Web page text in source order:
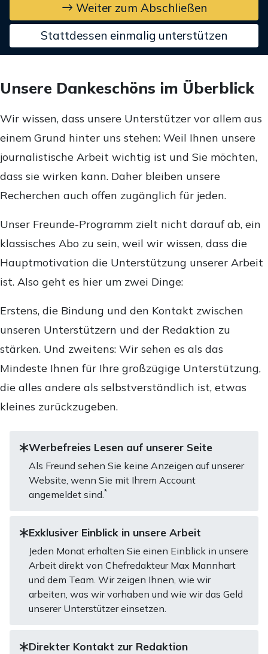
Weiter zum Abschließen
Stattdessen einmalig unterstützen
Unsere Dankeschöns im Überblick
Wir wissen, dass unsere Unterstützer vor allem aus
einem Grund hinter uns stehen: Weil Ihnen unsere
journalistische Arbeit wichtig ist und Sie möchten,
dass sie wirken kann. Daher bleiben unsere
Recherchen auch offen zugänglich für jeden.
Unser Freunde-Programm zielt nicht darauf ab, ein
klassisches Abo zu sein, weil wir wissen, dass die
Hauptmotivation die Unterstützung unserer Arbeit
ist. Also geht es hier um zwei Dinge:
Erstens, die Bindung und den Kontakt zwischen
unseren Unterstützern und der Redaktion zu
stärken. Und zweitens: Wir sehen es als das
Mindeste Ihnen für Ihre großzügige Unterstützung,
die alles andere als selbstverständlich ist, etwas
kleines zurückzugeben.
Werbefreies Lesen auf unserer Seite
Als Freund sehen Sie keine Anzeigen auf unserer
Website, wenn Sie mit Ihrem Account
angemeldet sind.*
Exklusiver Einblick in unsere Arbeit
Jeden Monat erhalten Sie einen Einblick in unsere
Arbeit direkt von Chefredakteur Max Mannhart
und dem Team. Wir zeigen Ihnen, wie wir
arbeiten, was wir vorhaben und wie wir das Geld
unserer Unterstützer einsetzen.
Direkter Kontakt zur Redaktion